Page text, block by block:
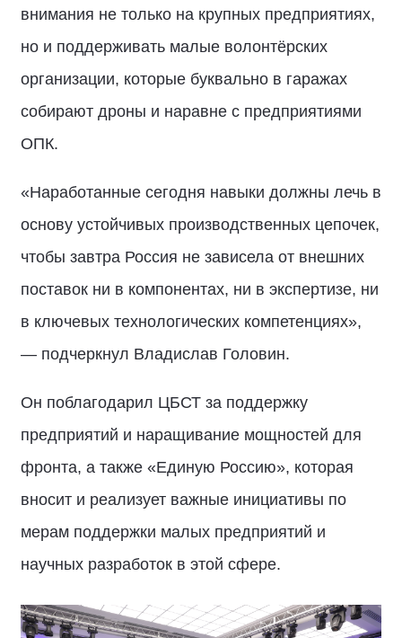
внимания не только на крупных предприятиях,
но и поддерживать малые волонтёрских
организации, которые буквально в гаражах
собирают дроны и наравне с предприятиями
ОПК.
«Наработанные сегодня навыки должны лечь в
основу устойчивых производственных цепочек,
чтобы завтра Россия не зависела от внешних
поставок ни в компонентах, ни в экспертизе, ни
в ключевых технологических компетенциях»,
— подчеркнул Владислав Головин.
Он поблагодарил ЦБСТ за поддержку
предприятий и наращивание мощностей для
фронта, а также «Единую Россию», которая
вносит и реализует важные инициативы по
мерам поддержки малых предприятий и
научных разработок в этой сфере.